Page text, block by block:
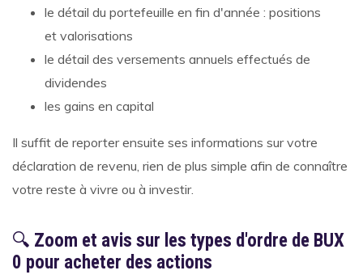
le détail du portefeuille en fin d'année : positions
et valorisations
le détail des versements annuels effectués de
dividendes
les gains en capital
Il suffit de reporter ensuite ses informations sur votre
déclaration de revenu, rien de plus simple afin de connaître
votre reste à vivre ou à investir.
🔍 Zoom et avis sur les types d'ordre de BUX
0 pour acheter des actions